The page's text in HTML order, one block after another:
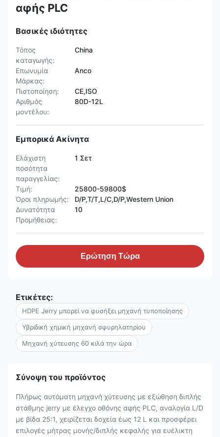
αφής PLC
Βασικές ιδιότητες
Τόπος
καταγωγής:
China
Επωνυμία
Μάρκας:
Anco
Πιστοποίηση:
CE,ISO
Αριθμός
μοντέλου:
80D-12L
Εμπορικά Ακίνητα
Ελάχιστη
ποσότητα
παραγγελίας:
1 Σετ
Τιμή:
25800-59800$
Όροι πληρωμής:
D/P,T/T,L/C,D/P,Western Union
Δυνατότητα
Προμήθειας:
10
Ερώτηση Τώρα
Ετικέτες:
HDPE Jerry μπορεί να φυσήξει μηχανή τυποποίησης
Υβριδική χημική μηχανή σφυρηλατηρίου
Μηχανή χύτευσης 60 κιλά την ώρα
Σύνοψη του προϊόντος
Πλήρως αυτόματη μηχανή χύτευσης με εξώθηση διπλής
στάθμης jerry με έλεγχο οθόνης αφής PLC, αναλογία L/D
με βίδα 25:1, χειρίζεται δοχεία έως 12 L και προσφέρει
επιλογές μήτρας μονής/διπλής κεφαλής για ευέλικτη